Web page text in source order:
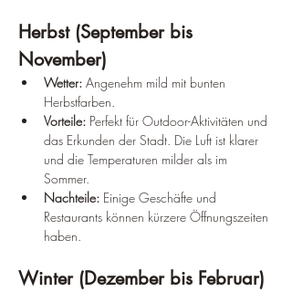
Herbst (September bis
November)
Wetter: Angenehm mild mit bunten
Herbstfarben.
Vorteile: Perfekt für Outdoor-Aktivitäten und
das Erkunden der Stadt. Die Luft ist klarer
und die Temperaturen milder als im
Sommer.
Nachteile: Einige Geschäfte und
Restaurants können kürzere Öffnungszeiten
haben.
Winter (Dezember bis Februar)